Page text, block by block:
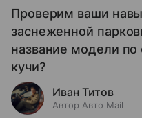
Проверим ваши
заснеженной
название модели
кучи?
Иван Титов
Автор Авто Mail